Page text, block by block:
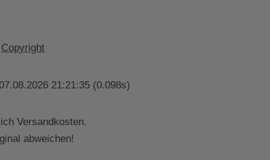
Copyright
21:21:35 (0.098s)
Versandkosten.
abweichen!